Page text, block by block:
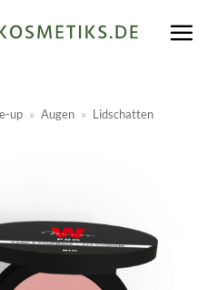
up » Augen » Lidschatten